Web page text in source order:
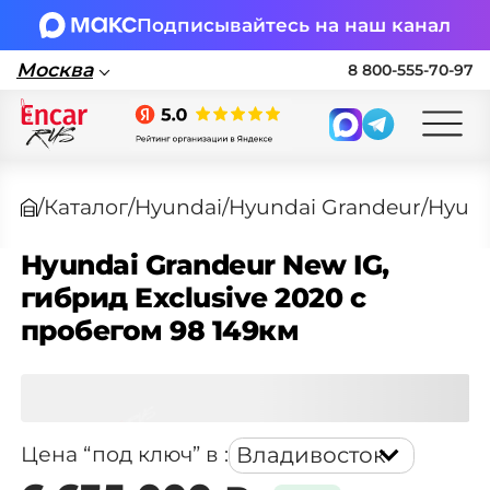
Подписывайтесь на наш канал
Москва
8 800-555-70-97
Поставка автомобилей в Россию по
параллельному импорту
🏎 Заявка на подбор авто
Оставить заявку на подбор авто
/Каталог/Hyundai/Hyundai Grandeur/
Hyundai Grandeur New IG,
гибрид Exclusive 2020 с
пробегом 98 149км
Еще 30 фото
Цена “под ключ” в : Владивосток